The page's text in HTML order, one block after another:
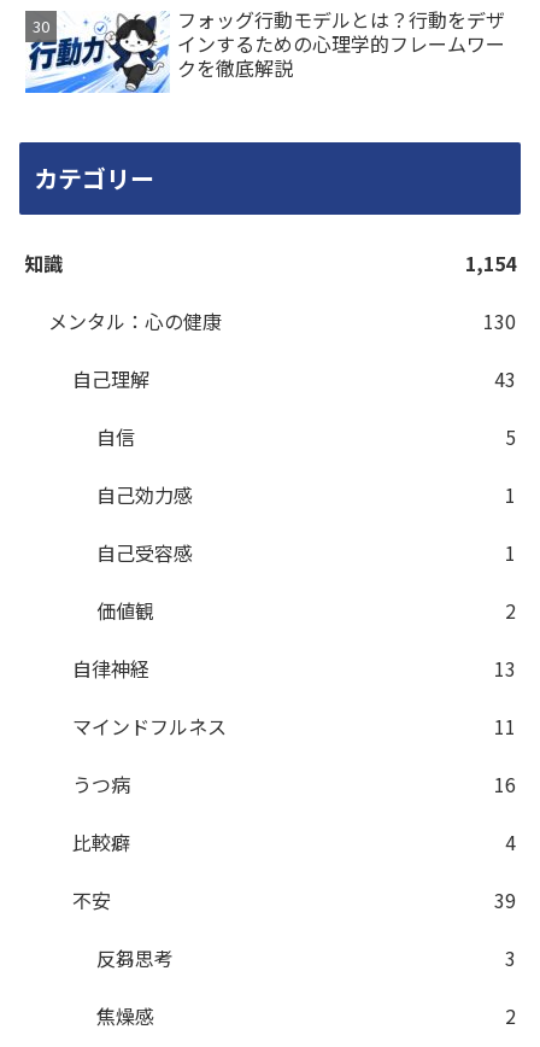
フォッグ行動モデルとは？行動をデザ
インするための心理学的フレームワー
クを徹底解説
カテゴリー
知識
1,154
メンタル：心の健康
130
自己理解
43
自信
5
自己効力感
1
自己受容感
1
価値観
2
自律神経
13
マインドフルネス
11
うつ病
16
比較癖
4
不安
39
反芻思考
3
焦燥感
2